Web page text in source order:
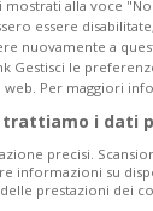
alla voce
essere
nuovamente a
Gestisci le
Per maggiori
i dati
precisi.
informazioni su
prestazioni dei